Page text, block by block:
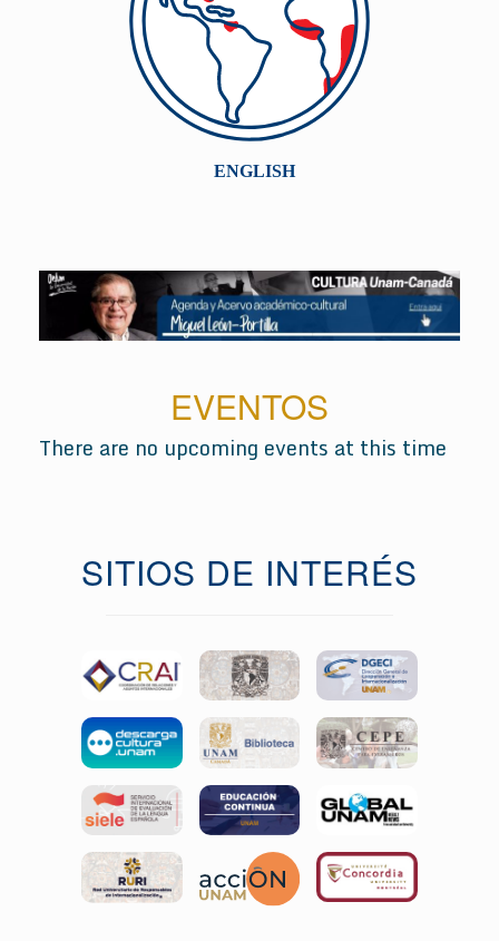
EVENTOS
There are no upcoming events at this time
SITIOS DE INTERÉS